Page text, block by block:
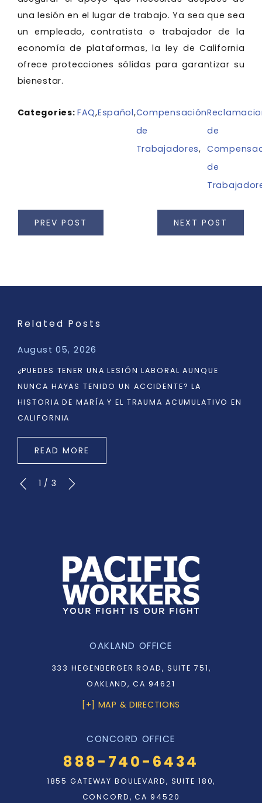
una lesión en el lugar de trabajo. Ya sea que sea
un empleado, contratista o trabajador de la
economía de plataformas, la ley de California
ofrece protecciones sólidas para garantizar su
bienestar.
Categories:FAQ,Español,Compensación
de
Trabajadores,
de
de
PREV POST NEXT POST
Related Posts
August 05, 2026
¿PUEDES TENER UNA LESIÓN LABORAL AUNQUE
NUNCA HAYAS TENIDO UN ACCIDENTE? LA
HISTORIA DE MARÍA Y EL TRAUMA ACUMULATIVO EN
CALIFORNIA
READ MORE
1 / 3
OAKLAND OFFICE
333 HEGENBERGER ROAD, SUITE 751,
OAKLAND, CA 94621
[+] MAP & DIRECTIONS
CONCORD OFFICE
888-740-6434
1855 GATEWAY BOULEVARD, SUITE 180,
CONCORD, CA 94520